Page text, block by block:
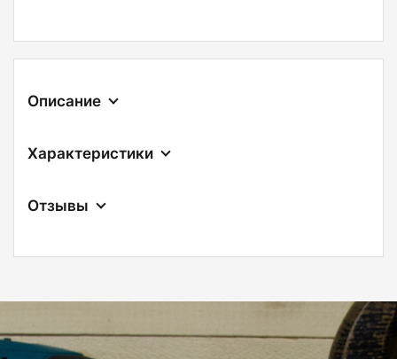
Описание
Характеристики
Отзывы